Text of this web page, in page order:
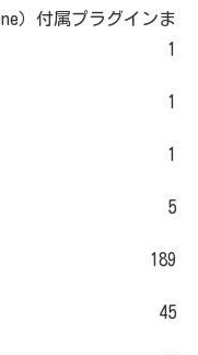
）付属プラグインま
1
1
1
5
189
45